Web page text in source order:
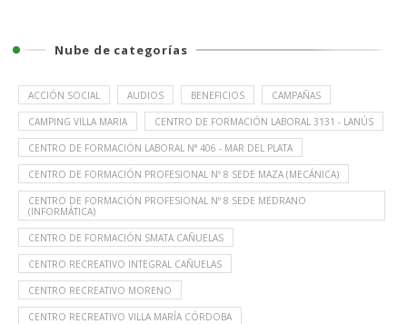
Nube de categorías
ACCIÓN SOCIAL AUDIOS BENEFICIOS CAMPAÑAS
CAMPING VILLA MARIA CENTRO DE FORMACIÓN LABORAL 3131 - LANÚS
CENTRO DE FORMACIÓN LABORAL N° 406 - MAR DEL PLATA
CENTRO DE FORMACIÓN PROFESIONAL Nº 8 SEDE MAZA (MECÁNICA)
CENTRO DE FORMACIÓN PROFESIONAL Nº 8 SEDE MEDRANO
(INFORMÁTICA)
CENTRO DE FORMACIÓN SMATA CAÑUELAS
CENTRO RECREATIVO INTEGRAL CAÑUELAS
CENTRO RECREATIVO MORENO
CENTRO RECREATIVO VILLA MARÍA CÓRDOBA